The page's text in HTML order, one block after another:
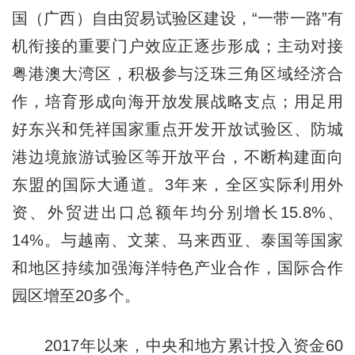
国（广西）自由贸易试验区建设，“一带一路”有
机衔接的重要门户效应正逐步形成；主动对接
粤港澳大湾区，积极参与泛珠三角区域经济合
作，培育形成向海开放发展战略支点；用足用
好东兴和凭祥国家重点开发开放试验区、防城
港边境旅游试验区等开放平台，不断构建面向
东盟的国际大通道。3年来，全区实际利用外
资、外贸进出口总额年均分别增长15.8%、
14%。与越南、文莱、马来西亚、泰国等国家
和地区持续加强海洋特色产业合作，国际合作
园区增至20多个。
2017年以来，中央和地方累计投入资金60